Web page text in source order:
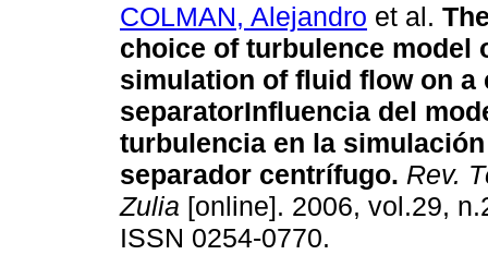
COLMAN, Alejandro et al.
choice of turbulence model
simulation of fluid flow on a
separatorInfluencia del
turbulencia en la
separador centrífugo. Rev.
Zulia [online]. 2006, vol.29,
ISSN 0254-0770.